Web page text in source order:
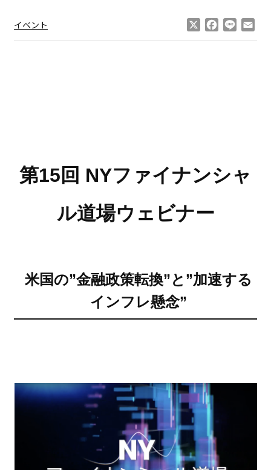
イベント Facebook
Line
第15回 NYファイナンシャ
ル道場ウェビナー
米国の”金融政策転換”と”加速する
インフレ懸念”